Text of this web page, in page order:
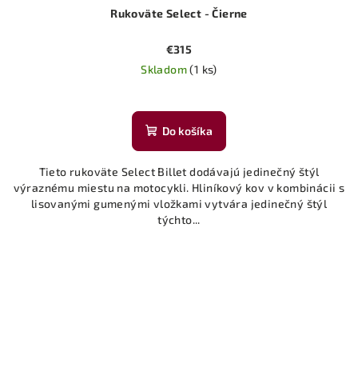
Rukoväte Select - Čierne
€315
Skladom(1 ks)
Do košíka
Tieto rukoväte Select Billet dodávajú jedinečný štýl
výraznému miestu na motocykli. Hliníkový kov v kombinácii s
lisovanými gumenými vložkami vytvára jedinečný štýl
týchto...